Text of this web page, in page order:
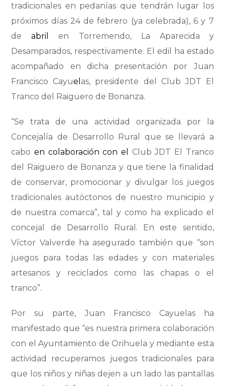
tradicionales en pedanías que tendrán lugar los
próximos días 24 de febrero (ya celebrada), 6 y 7
deabril
en Torremendo, La Aparecida y
Desamparados, respectivamente. El edil ha estado
acompañado en dicha presentación por Juan
Francisco Cayuel as, presidente del Club JDT El
Tranco del Raiguero de Bonanza.
“Se trata de una actividad organizada por la
Concejalía de Desarrollo Rural que se llevará a
caboen colaboración con el Club JDT El Tranco
del Raiguero de Bonanza y que tiene la finalidad
de conservar, promocionar y divulgar los juegos
tradicionales autóctonos de nuestro municipio y
de nuestra comarca”, tal y como ha explicado el
concejal de Desarrollo Rural. En este sentido,
Víctor Valverde ha asegurado también que “son
juegos para todas las edades y con materiales
artesanos y reciclados como las chapas o el
tranco”.
Por su parte, Juan Francisco Cayuelas ha
manifestado que “es nuestra primera colaboración
con el Ayuntamiento de Orihuela y mediante esta
actividad recuperamos juegos tradicionales para
que los niños y niñas dejen a un lado las pantallas